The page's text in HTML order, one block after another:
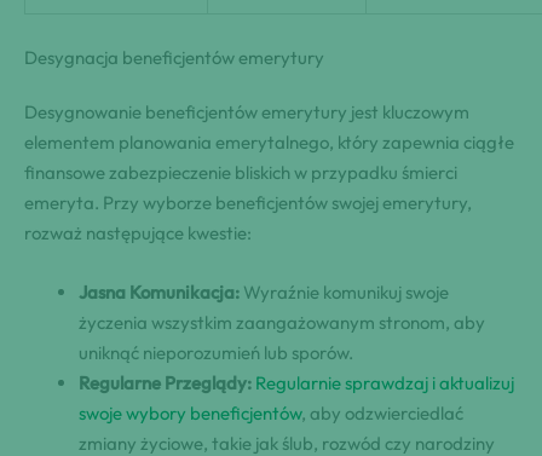
Desygnacja beneficjentów emerytury
Desygnowanie beneficjentów emerytury jest kluczowym
elementem planowania emerytalnego, który zapewnia ciągłe
finansowe zabezpieczenie bliskich w przypadku śmierci
emeryta. Przy wyborze beneficjentów swojej emerytury,
rozważ następujące kwestie:
Jasna Komunikacja: Wyraźnie komunikuj swoje
życzenia wszystkim zaangażowanym stronom, aby
uniknąć nieporozumień lub sporów.
Regularne Przeglądy: Regularnie sprawdzaj i aktualizuj
swoje wybory beneficjentów, aby odzwierciedlać
zmiany życiowe, takie jak ślub, rozwód czy narodziny